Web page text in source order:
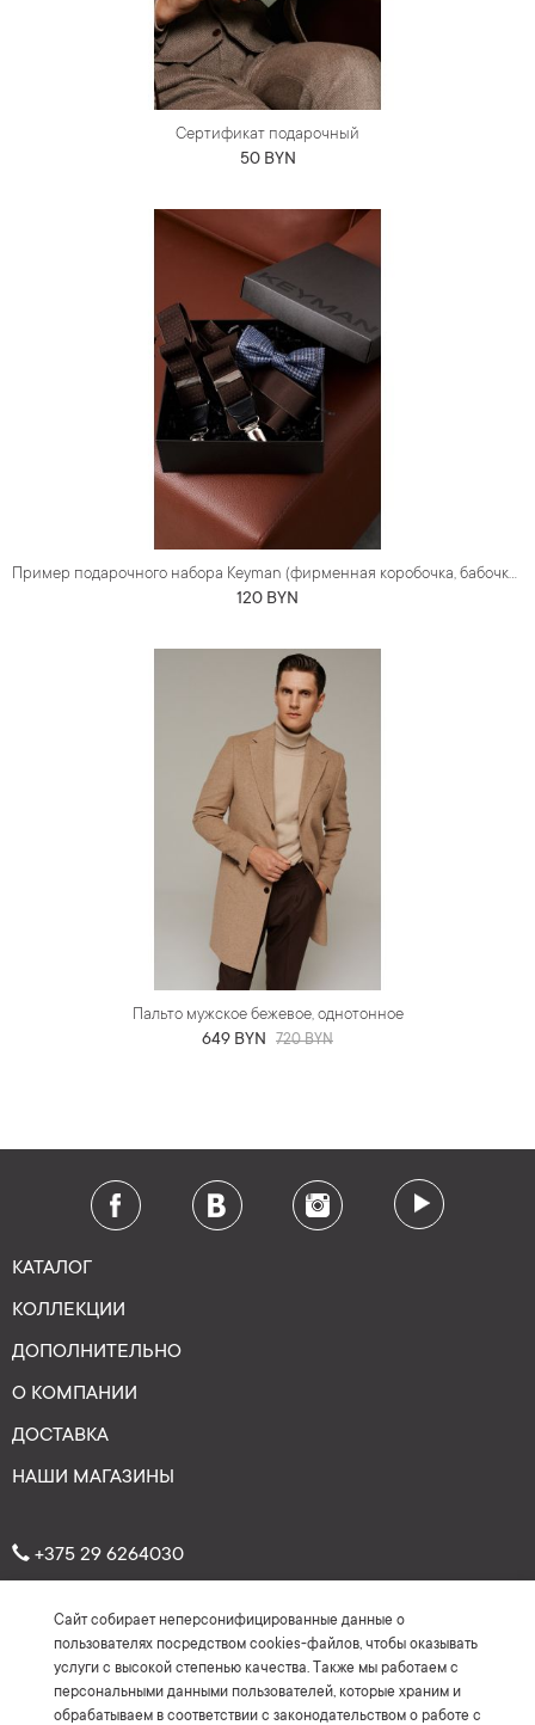
Сертификат подарочный
50 BYN
Пример подарочного набора Keyman (фирменная коробочка, бабочка и подтяжки)
120 BYN
Пальто мужское бежевое, однотонное
649 BYN 720 BYN
КАТАЛОГ
КОЛЛЕКЦИИ
ДОПОЛНИТЕЛЬНО
О КОМПАНИИ
ДОСТАВКА
НАШИ МАГАЗИНЫ
+375 29 6264030
Рейтинг: 4.7 ★ ★★ ★★
(На основе более 150 отзывов)
Сайт собирает неперсонифицированные данные о
пользователях посредством cookies-файлов, чтобы оказывать
услуги с высокой степенью качества. Также мы работаем с
персональными данными пользователей, которые храним и
обрабатываем в соответствии с законодательством о работе с